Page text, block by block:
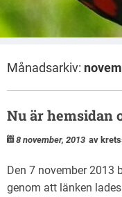
Månadsarkiv:
Nu är hemsidan
8 november, 2013 av
Den 7 november 2013
genom att länken